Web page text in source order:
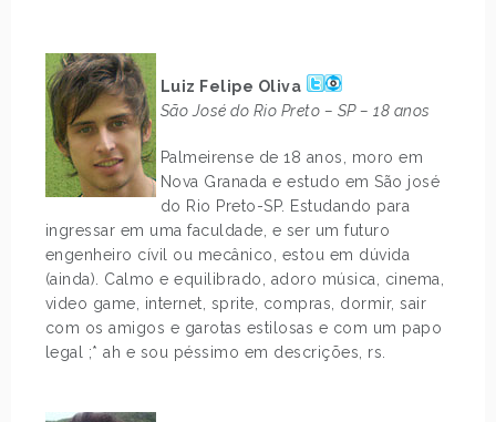
Luiz Felipe Oliva
São José do Rio Preto – SP – 18 anos
Palmeirense de 18 anos, moro em
Nova Granada e estudo em São josé
do Rio Preto-SP. Estudando para
ingressar em uma faculdade, e ser um futuro
engenheiro cívil ou mecânico, estou em dúvida
(ainda). Calmo e equilibrado, adoro música, cinema,
video game, internet, sprite, compras, dormir, sair
com os amigos e garotas estilosas e com um papo
legal ;* ah e sou péssimo em descrições, rs.